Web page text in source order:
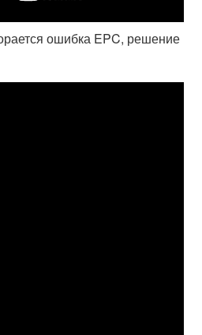
ошибка EPC, решение